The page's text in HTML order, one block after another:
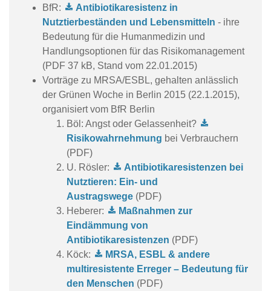
BfR:
Antibiotikaresistenz in
Nutztierbeständen und Lebensmitteln - ihre
Bedeutung für die Humanmedizin und
Handlungsoptionen für das Risikomanagement
(PDF 37 kB, Stand vom 22.01.2015)
Vorträge zu MRSA/ESBL, gehalten anlässlich
der Grünen Woche in Berlin 2015 (22.1.2015),
organisiert vom BfR Berlin
Böl: Angst oder Gelassenheit?
Risikowahrnehmung bei Verbrauchern
(PDF)
U. Rösler:
Antibiotikaresistenzen bei
Nutztieren: Ein- und
Austragswege (PDF)
Heberer:
Maßnahmen zur
Eindämmung von
Antibiotikaresistenzen (PDF)
Köck:
MRSA, ESBL & andere
multiresistente Erreger – Bedeutung für
den Menschen (PDF)